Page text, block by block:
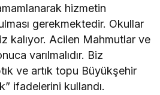
hizmetin
gerekmektedir. Okullar
kalıyor. Acilen Mahmutlar ve
varılmalıdır. Biz
ve artık topu Büyükşehir
ifadelerini kullandı.